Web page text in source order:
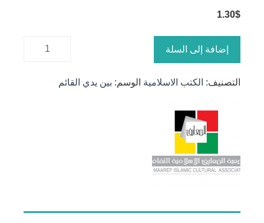
1.30$
كمية هكذا
الحجة
إضافة إلى السلة
التصنيف: الكتب الاسلامية الوسم: بين يدي القائم